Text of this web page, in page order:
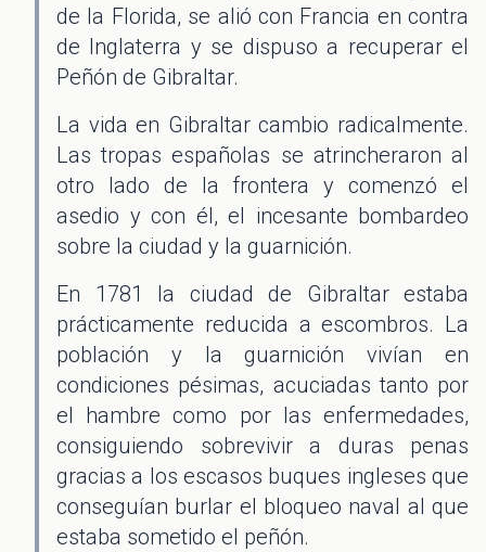
de la Florida, se alió con Francia en contra
de Inglaterra y se dispuso a recuperar el
Peñón de Gibraltar.
La vida en Gibraltar cambio radicalmente.
Las tropas españolas se atrincheraron al
otro lado de la frontera y comenzó el
asedio y con él, el incesante bombardeo
sobre la ciudad y la guarnición.
En 1781 la ciudad de Gibraltar estaba
prácticamente reducida a escombros. La
población y la guarnición vivían en
condiciones pésimas, acuciadas tanto por
el hambre como por las enfermedades,
consiguiendo sobrevivir a duras penas
gracias a los escasos buques ingleses que
conseguían burlar el bloqueo naval al que
estaba sometido el peñón.